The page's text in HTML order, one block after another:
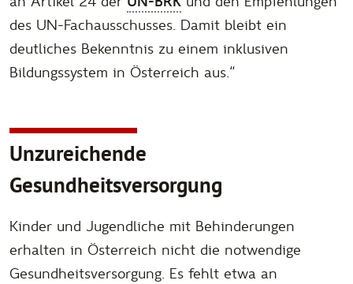
des UN-Fachausschusses. Damit bleibt ein
deutliches Bekenntnis zu einem inklusiven
Bildungssystem in Österreich aus.“
Unzureichende
Gesundheitsversorgung
Kinder und Jugendliche mit Behinderungen
erhalten in Österreich nicht die notwendige
Gesundheitsversorgung. Es fehlt etwa an